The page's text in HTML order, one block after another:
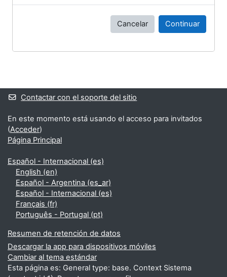
Cancelar Continuar
Bloques suplementarios
Contactar con el soporte del sitio
En este momento está usando el acceso para invitados
(Acceder)
Página Principal
Español - Internacional ‎(es)‎
English ‎(en)‎
Español - Argentina ‎(es_ar)‎
Español - Internacional ‎(es)‎
Français ‎(fr)‎
Português - Portugal ‎(pt)‎
Resumen de retención de datos
Descargar la app para dispositivos móviles
Cambiar al tema estándar
Esta página es: General type: base. Context Sistema